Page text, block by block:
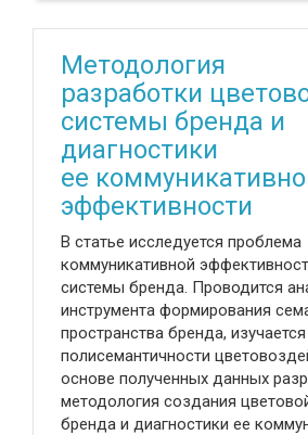
Методология
разработки
системы бренда и
диагностики
ее
эффективности
В статье исследуется проблема
коммуникативной
системы бренда. Проводится
инструмента формирования
пространства бренда,
полисемантичности
основе полученных данных
методология создания
бренда и диагностики ее